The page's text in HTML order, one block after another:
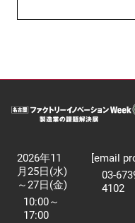
2026年11
月25日(水)
～27日(金)
10:00～
17:00
[email
03-
4102